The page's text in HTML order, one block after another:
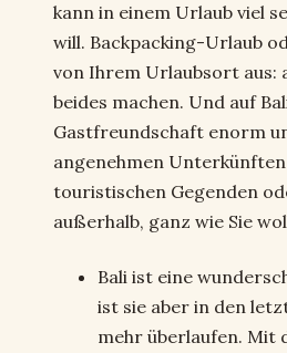
kann in einem Urlaub viel
will. Backpacking-Urlaub
von Ihrem Urlaubsort aus:
beides machen. Und auf
Gastfreundschaft enorm
angenehmen
touristischen Gegenden
außerhalb, ganz wie Sie
Bali ist eine
ist sie aber in den
mehr überlaufen. Mit